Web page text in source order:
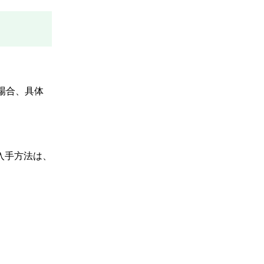
合、具体
方法は、